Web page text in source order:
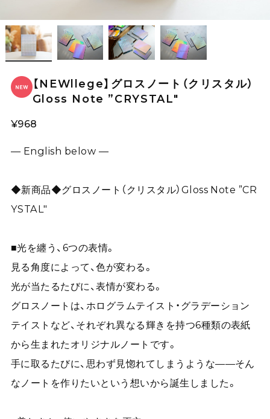
【NEWllege】グロスノート（クリスタル）
Gloss Note ”CRYSTAL"
¥968
— English below —
◆新商品◆グロスノート（クリスタル）Gloss Note ”CR
YSTAL"
■光を纏う、6つの表情。
見る角度によって、色が変わる。
光が当たるたびに、表情が変わる。
グロスノートは、ホログラムテイスト・グラデーション
テイストなど、それぞれ異なる輝きを持つ6種類の表紙
から生まれたオリジナルノートです。
手に取るたびに、思わず見惚れてしまうような——そん
なノートを作りたいという想いから誕生しました。